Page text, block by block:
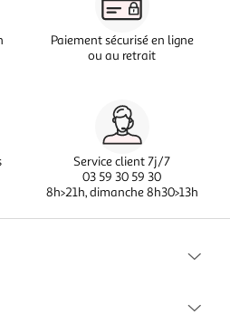
Paiement sécurisé en ligne
ou au retrait
Service client 7j/7
03 59 30 59 30
8h>21h, dimanche 8h30>13h